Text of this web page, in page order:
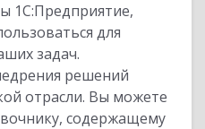
1С:Предприятие,
для
задач.
решений
отрасли. Вы можете
содержащему